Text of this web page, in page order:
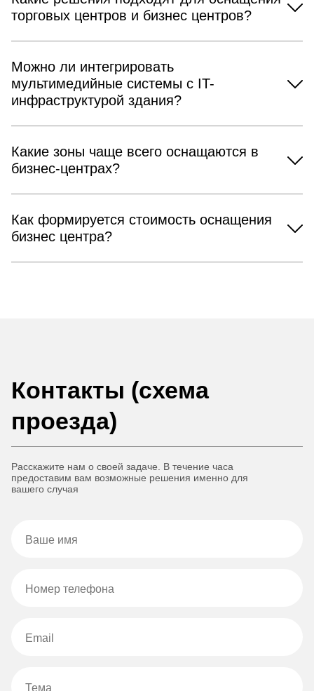
торговых центров и бизнес центров?
Можно ли интегрировать
мультимедийные системы с IT-
инфраструктурой здания?
Какие зоны чаще всего оснащаются в
бизнес-центрах?
Как формируется стоимость оснащения
бизнес центра?
Контакты (схема
проезда)
Расскажите нам о своей задаче. В течение часа
предоставим вам возможные решения именно для
вашего случая